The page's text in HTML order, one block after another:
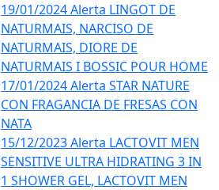
19/01/2024 Alerta LINGOT DE
NATURMAIS, NARCISO DE
NATURMAIS, DIORE DE
NATURMAIS I BOSSIC POUR HOME
17/01/2024 Alerta STAR NATURE
CON FRAGANCIA DE FRESAS CON
NATA
15/12/2023 Alerta LACTOVIT MEN
SENSITIVE ULTRA HIDRATING 3 IN
1 SHOWER GEL, LACTOVIT MEN